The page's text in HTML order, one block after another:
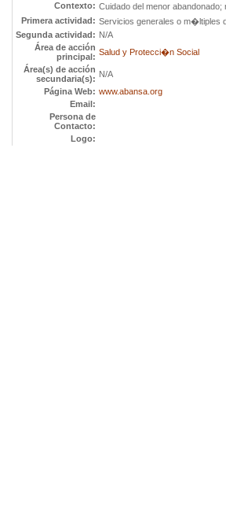
Contexto: Cuidado del menor
Primera actividad: Servicios generales o m�ltiples
Segunda actividad: N/A
Área de acción
principal: Salud y Protecci�n Social
Área(s) de acción
secundaria(s): N/A
Página Web: www.abansa.org
Email:
Persona de
Contacto:
Logo: